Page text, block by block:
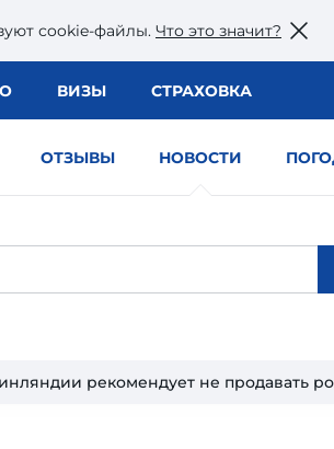
сookie-файлы. Что это значит?
ВИЗЫ СТРАХОВКА
ОТЗЫВЫ НОВОСТИ
рекомендует не продавать